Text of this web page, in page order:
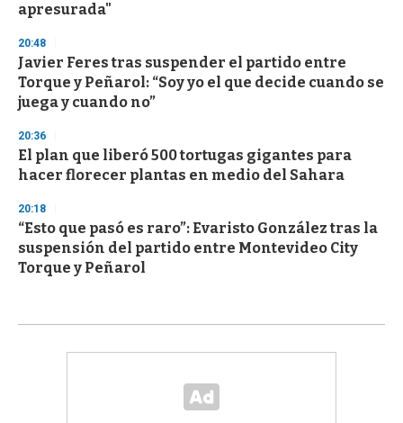
apresurada"
20:48
Javier Feres tras suspender el partido entre
Torque y Peñarol: “Soy yo el que decide cuando se
juega y cuando no”
20:36
El plan que liberó 500 tortugas gigantes para
hacer florecer plantas en medio del Sahara
20:18
“Esto que pasó es raro”: Evaristo González tras la
suspensión del partido entre Montevideo City
Torque y Peñarol